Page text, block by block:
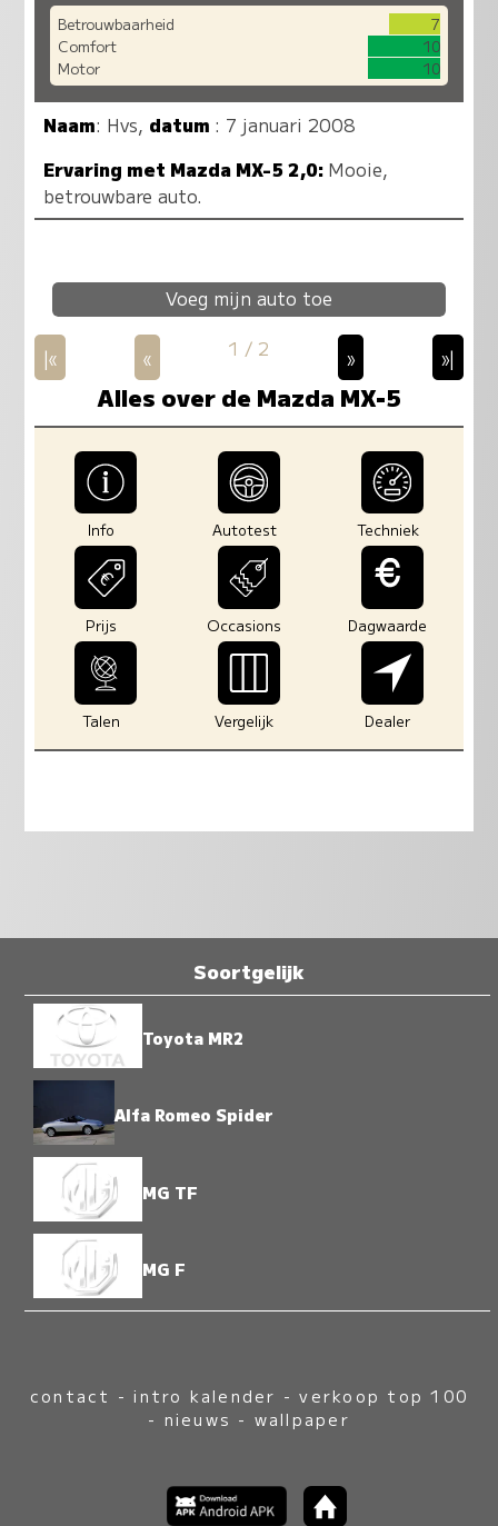
Betrouwbaarheid
7
Comfort
10
Motor
10
Naam: Hvs, datum : 7 januari 2008
Ervaring met Mazda MX-5 2,0: Mooie,
betrouwbare auto.
Voeg mijn auto toe
|« « 1 / 2 » »|
Alles over de Mazda MX-5
Info Autotest Techniek
Prijs Occasions Dagwaarde
Talen Vergelijk Dealer
Soortgelijk
Toyota MR2
Alfa Romeo Spider
MG TF
MG F
contact -intro kalender -verkoop top 100
- nieuws - wallpaper